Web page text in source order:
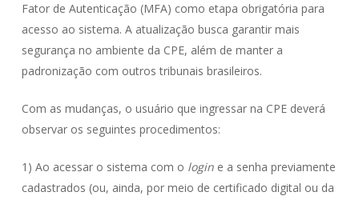
Fator de Autenticação (MFA) como etapa obrigatória para
acesso ao sistema. A atualização busca garantir mais
segurança no ambiente da CPE, além de manter a
padronização com outros tribunais brasileiros.
Com as mudanças, o usuário que ingressar na CPE deverá
observar os seguintes procedimentos:
1) Ao acessar o sistema com o logine a senha previamente
cadastrados (ou, ainda, por meio de certificado digital ou da